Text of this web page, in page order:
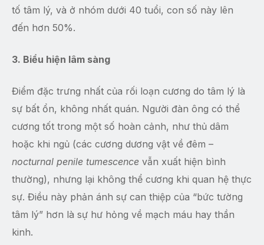
tố tâm lý, và ở nhóm dưới 40 tuổi, con số này lên
đến hơn 50%.
3. Biểu hiện lâm sàng
Điểm đặc trưng nhất của rối loạn cương do tâm lý là
sự bất ổn, không nhất quán. Người đàn ông có thể
cương tốt trong một số hoàn cảnh, như thủ dâm
hoặc khi ngủ (các cương dương vật về đêm –
nocturnal penile tumescence vẫn xuất hiện bình
thường), nhưng lại không thể cương khi quan hệ thực
sự. Điều này phản ánh sự can thiệp của “bức tường
tâm lý” hơn là sự hư hỏng về mạch máu hay thần
kinh.